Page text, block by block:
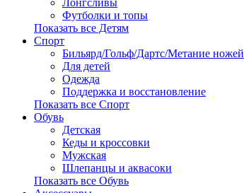
Футболки и топы
Показать все Детям
Спорт
Бильярд/Гольф/Дартс/Метание ножей
Для детей
Одежда
Поддержка и восстановление
Показать все Спорт
Обувь
Детская
Кеды и кроссовки
Мужская
Шлепанцы и аквасоки
Показать все Обувь